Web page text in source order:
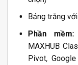
Bảng trắng
Phần mềm:
MAXHUB
Pivot,